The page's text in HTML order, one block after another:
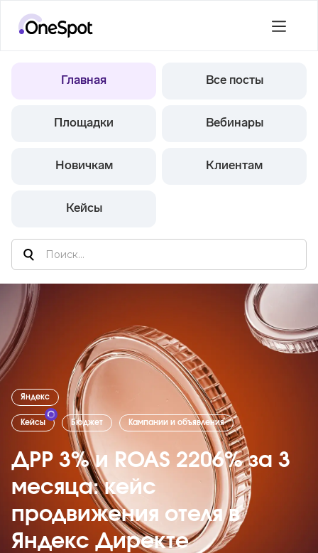
Главная Все посты
Площадки Вебинары
Новичкам Клиентам
Кейсы
Яндекс
Кейсы Бюджет Кампании и объявления
ДРР 3% и ROAS 2206% за 3
месяца: кейс
продвижения отеля в
Яндекс Директе